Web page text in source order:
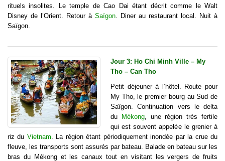
rituels insolites. Le temple de Cao Dai étant décrit comme le Walt
Disney de l’Orient. Retour à Saïgon . Diner au restaurant local. Nuit à
Saïgon.
Jour 3: Ho Chi Minh Ville – My
Tho – Can Tho
Petit déjeuner à l’hôtel. Route pour
My Tho, le premier bourg au Sud de
Saïgon. Continuation vers le delta
du Mékong, une région très fertile
qui est souvent appelée le grenier à
riz du Vietnam . La région étant périodiquement inondée par la crue du
fleuve, les transports sont assurés par bateau. Balade en bateau sur les
bras du Mékong et les canaux tout en visitant les vergers de fruits